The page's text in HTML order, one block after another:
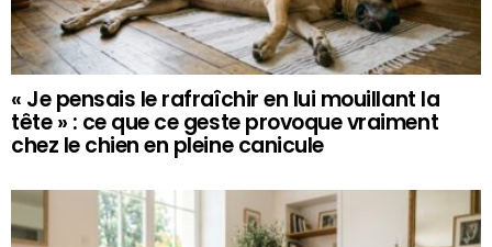
« Je pensais le rafraîchir en lui mouillant la
tête » : ce que ce geste provoque vraiment
chez le chien en pleine canicule